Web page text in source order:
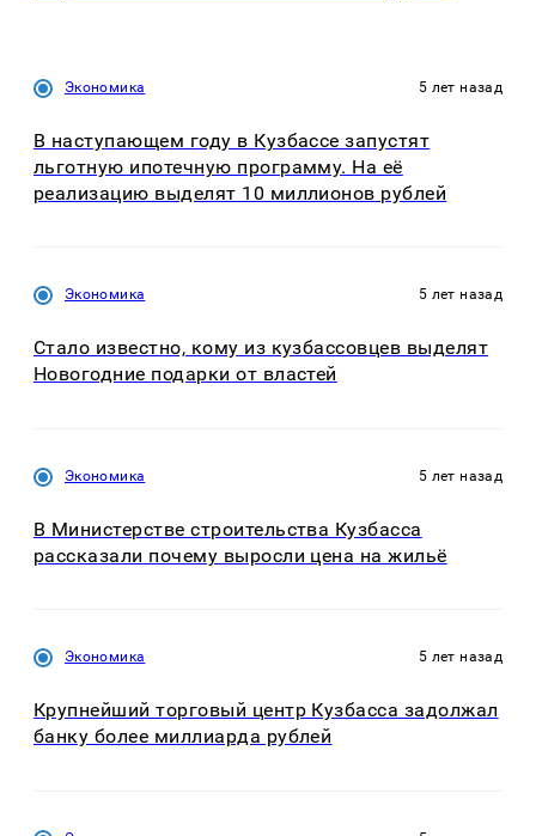
Экономика 5 лет назад
В наступающем году в Кузбассе запустят
льготную ипотечную программу. На её
реализацию выделят 10 миллионов рублей
Экономика 5 лет назад
Стало известно, кому из кузбассовцев выделят
Новогодние подарки от властей
Экономика 5 лет назад
В Министерстве строительства Кузбасса
рассказали почему выросли цена на жильё
Экономика 5 лет назад
Крупнейший торговый центр Кузбасса задолжал
банку более миллиарда рублей